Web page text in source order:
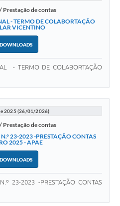
Prestação de contas
- TERMO DE COLABORTAÇÃO
VICENTINO
DOWNLOADS
- TERMO DE COLABORTAÇÃO
2025 (26/01/2026)
Prestação de contas
23-2023 -PRESTAÇÃO CONTAS
2025 - APAE
DOWNLOADS
23-2023 -PRESTAÇÃO CONTAS